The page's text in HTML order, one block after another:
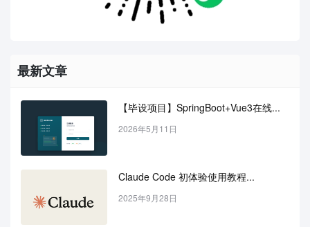
最新文章
【毕设项目】SpringBoot+Vue3在线...
2026年5月11日
Claude Code 初体验使用教程...
2025年9月28日